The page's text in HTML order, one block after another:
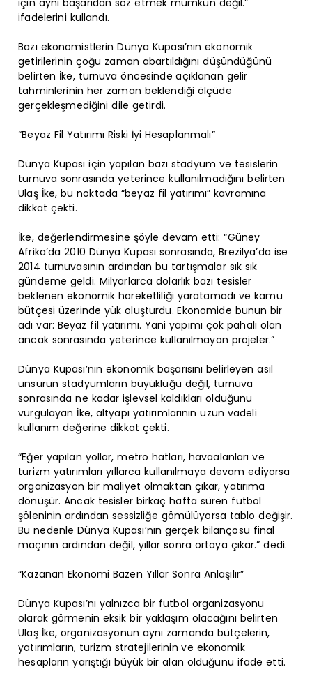
ifadelerini kullandı.
Bazı ekonomistlerin Dünya Kupası’nın ekonomik
getirilerinin çoğu zaman abartıldığını düşündüğünü
belirten İke, turnuva öncesinde açıklanan gelir
tahminlerinin her zaman beklendiği ölçüde
gerçekleşmediğini dile getirdi.
“Beyaz Fil Yatırımı Riski İyi Hesaplanmalı”
Dünya Kupası için yapılan bazı stadyum ve tesislerin
turnuva sonrasında yeterince kullanılmadığını belirten
Ulaş İke, bu noktada “beyaz fil yatırımı” kavramına
dikkat çekti.
İke, değerlendirmesine şöyle devam etti: “Güney
Afrika’da 2010 Dünya Kupası sonrasında, Brezilya’da ise
2014 turnuvasının ardından bu tartışmalar sık sık
gündeme geldi. Milyarlarca dolarlık bazı tesisler
beklenen ekonomik hareketliliği yaratamadı ve kamu
bütçesi üzerinde yük oluşturdu. Ekonomide bunun bir
adı var: Beyaz fil yatırımı. Yani yapımı çok pahalı olan
ancak sonrasında yeterince kullanılmayan projeler.”
Dünya Kupası’nın ekonomik başarısını belirleyen asıl
unsurun stadyumların büyüklüğü değil, turnuva
sonrasında ne kadar işlevsel kaldıkları olduğunu
vurgulayan İke, altyapı yatırımlarının uzun vadeli
kullanım değerine dikkat çekti.
“Eğer yapılan yollar, metro hatları, havaalanları ve
turizm yatırımları yıllarca kullanılmaya devam ediyorsa
organizasyon bir maliyet olmaktan çıkar, yatırıma
dönüşür. Ancak tesisler birkaç hafta süren futbol
şöleninin ardından sessizliğe gömülüyorsa tablo değişir.
Bu nedenle Dünya Kupası’nın gerçek bilançosu final
maçının ardından değil, yıllar sonra ortaya çıkar.” dedi.
“Kazanan Ekonomi Bazen Yıllar Sonra Anlaşılır”
Dünya Kupası’nı yalnızca bir futbol organizasyonu
olarak görmenin eksik bir yaklaşım olacağını belirten
Ulaş İke, organizasyonun aynı zamanda bütçelerin,
yatırımların, turizm stratejilerinin ve ekonomik
hesapların yarıştığı büyük bir alan olduğunu ifade etti.